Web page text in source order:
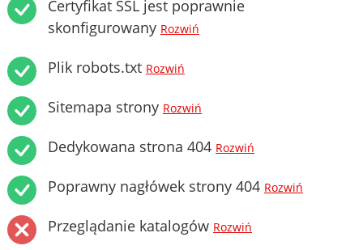
Certyfikat SSL jest poprawnie
skonfigurowany Rozwiń
Plik robots.txt Rozwiń
Sitemapa strony Rozwiń
Dedykowana strona 404 Rozwiń
Poprawny nagłówek strony 404 Rozwiń
Przeglądanie katalogów Rozwiń